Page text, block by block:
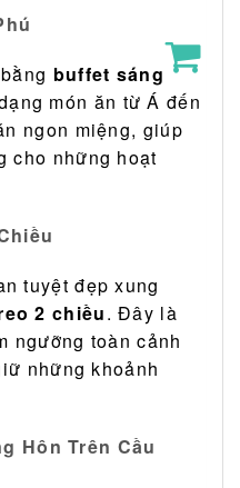
buffet sáng
món ăn từ Á đến
ngon miệng, giúp
cho những hoạt
tuyệt đẹp xung
2 chiều. Đây là
ngưỡng toàn cảnh
những khoảnh
Hôn Trên Cầu